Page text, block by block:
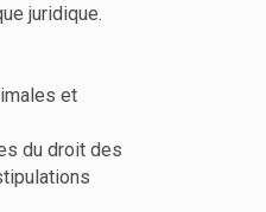
juridique.
et
du droit des